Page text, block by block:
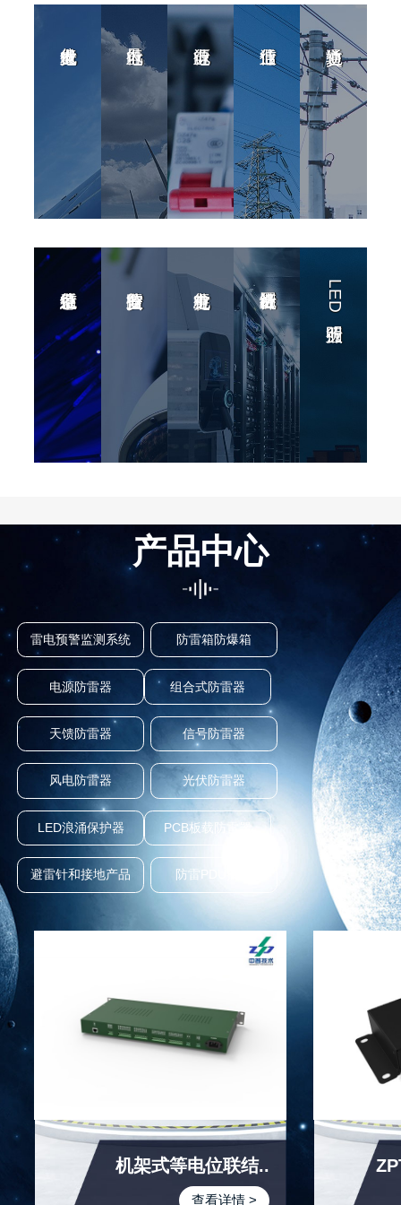
LED照明行业
产品中心
雷电预警监测系统 防雷箱防爆箱
电源防雷器 组合式防雷器
天馈防雷器 信号防雷器
风电防雷器 光伏防雷器
LED浪涌保护器 PCB板载防雷器
避雷针和接地产品 防雷PDU插排
机架式等电位联结..
查看详情 >